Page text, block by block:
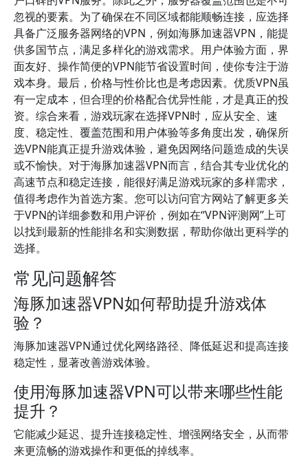
忽视的要素。为了确保在不同区域都能顺畅连接，应选择
具备广泛服务器网络的VPN，例如海豚加速器VPN，能提
供多国节点，满足多样化的游戏需求。用户体验方面，界
面友好、操作简便的VPN能节省设置时间，使你专注于游
戏本身。最后，价格与性价比也是考虑因素。优质VPN虽
有一定成本，但合理的价格配合优异性能，才是真正的投
资。综合来看，游戏玩家在选择VPN时，应从安全、速
度、稳定性、覆盖范围和用户体验等多角度出发，确保所
选VPN能真正提升游戏体验，避免因网络问题造成的失误
或不愉快。对于海豚加速器VPN而言，结合其专业优化的
高速节点和稳定连接，能很好满足游戏玩家的多样需求，
值得考虑作为首选方案。您可以访问官方网站了解更多关
于VPN的详细参数和用户评价，例如在“VPN评测网”上可
以找到最新的性能排名和实测数据，帮助你做出更科学的
选择。
常见问题解答
海豚加速器VPN如何帮助提升游戏体
验？
海豚加速器VPN通过优化网络路径、降低延迟和提高连接
稳定性，显著改善游戏体验。
使用海豚加速器VPN可以带来哪些性能
提升？
它能减少延迟、提升连接稳定性、增强网络安全，从而带
来更流畅的游戏操作和更低的掉线率。